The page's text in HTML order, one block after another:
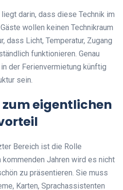
darin, dass diese Technik im
wollen keinen Technikraum
dass Licht, Temperatur, Zugang
funktionieren. Genau
der Ferienvermietung künftig
sein.
eigentlichen
Bereich ist die Rolle
Jahren wird es nicht
zu präsentieren. Sie muss
Karten, Sprachassistenten